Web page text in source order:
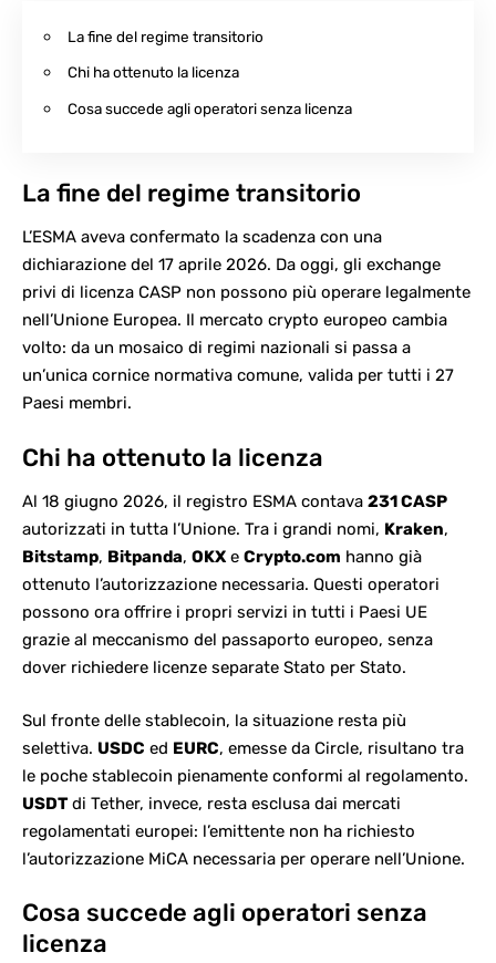
La fine del regime transitorio
Chi ha ottenuto la licenza
Cosa succede agli operatori senza licenza
La fine del regime transitorio
L’ESMA aveva confermato la scadenza con una
dichiarazione del 17 aprile 2026. Da oggi, gli exchange
privi di licenza CASP non possono più operare legalmente
nell’Unione Europea. Il mercato crypto europeo cambia
volto: da un mosaico di regimi nazionali si passa a
un’unica cornice normativa comune, valida per tutti i 27
Paesi membri.
Chi ha ottenuto la licenza
Al 18 giugno 2026, il registro ESMA contava 231 CASP
autorizzati in tutta l’Unione. Tra i grandi nomi, Kraken,
Bitstamp, Bitpanda, OKX e Crypto.com hanno già
ottenuto l’autorizzazione necessaria. Questi operatori
possono ora offrire i propri servizi in tutti i Paesi UE
grazie al meccanismo del passaporto europeo, senza
dover richiedere licenze separate Stato per Stato.
Sul fronte delle stablecoin, la situazione resta più
selettiva. USDC ed EURC, emesse da Circle, risultano tra
le poche stablecoin pienamente conformi al regolamento.
USDTdi Tether, invece, resta esclusa dai mercati
regolamentati europei: l’emittente non ha richiesto
l’autorizzazione MiCA necessaria per operare nell’Unione.
Cosa succede agli operatori senza
licenza